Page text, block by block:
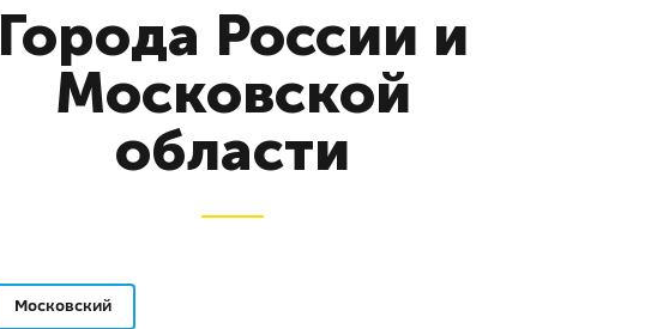
Города России и
Московской
области
Московский